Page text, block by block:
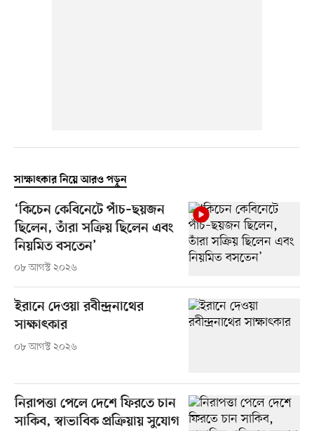
সাক্ষাৎকার নিয়ে আরও পড়ুন
‘কিচেন কেবিনেটে পাঁচ–ছয়জন
ছিলেন, তাঁরা সক্রিয় ছিলেন এবং
নিয়মিত বসতেন’
০৮ আগস্ট ২০২৬
ইরানে দেওয়া রবীন্দ্রনাথের
সাক্ষাৎকার
০৮ আগস্ট ২০২৬
নিরাপত্তা পেলে দেশে ফিরতে চান
সাকিব, স্বাভাবিক প্রক্রিয়ায় সুযোগ